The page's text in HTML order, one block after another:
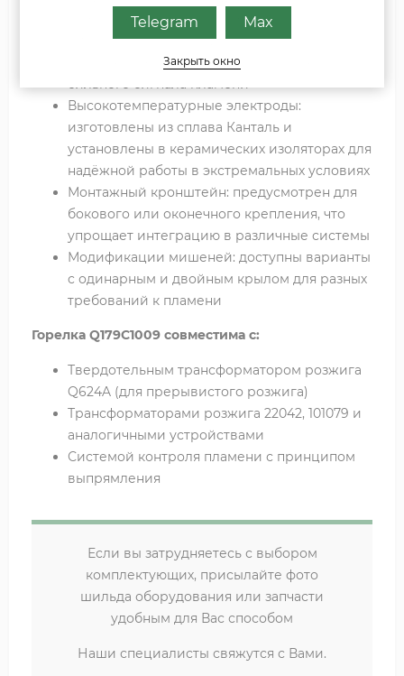
стабилизирует пламя и обеспечивает
оптимальное соотношение зоны электрода
пламени и зоны заземления для генерации
Высокотемпературные электроды:
изготовлены из сплава Канталь и
установлены в керамических изоляторах для
надёжной работы в экстремальных условиях
Монтажный кронштейн: предусмотрен для
бокового или оконечного крепления, что
упрощает интеграцию в различные системы
Модификации мишеней: доступны варианты
с одинарным и двойным крылом для разных
требований к пламени
Горелка Q179C1009 совместима с:
Твердотельным трансформатором розжига
Q624A (для прерывистого розжига)
Трансформаторами розжига 22042, 101079 и
аналогичными устройствами
Системой контроля пламени с принципом
выпрямления
Если вы затрудняетесь с выбором
комплектующих, присылайте фото
шильда оборудования или запчасти
удобным для Вас способом
Наши специалисты свяжутся с Вами.
Telegram Max
Закрыть окно